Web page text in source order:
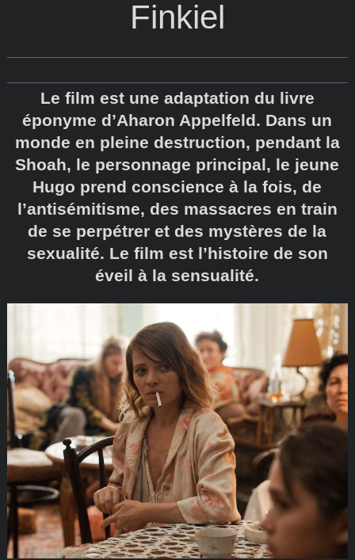
Finkiel
Le film est une adaptation du livre
éponyme d’Aharon Appelfeld. Dans un
monde en pleine destruction, pendant la
Shoah, le personnage principal, le jeune
Hugo prend conscience à la fois, de
l’antisémitisme, des massacres en train
de se perpétrer et des mystères de la
sexualité. Le film est l’histoire de son
éveil à la sensualité.